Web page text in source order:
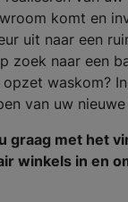
komt en
uit naar een
zoek naar een
waskom?
van uw nieuwe
graag met het
winkels in en